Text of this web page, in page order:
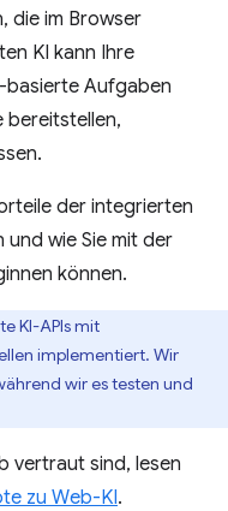
die im Browser
KI kann Ihre
basierte Aufgaben
bereitstellen,
der integrierten
und wie Sie mit der
können.
KI-APIs mit
implementiert. Wir
wir es testen und
vertraut sind, lesen
zu Web-KI.